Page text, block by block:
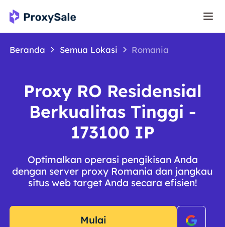
Beranda Semua Lokasi Romania
Proxy RO Residensial
Berkualitas Tinggi -
173100 IP
Optimalkan operasi pengikisan Anda
dengan server proxy Romania dan jangkau
situs web target Anda secara efisien!
Mulai